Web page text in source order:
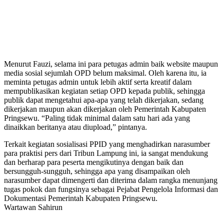
Menurut Fauzi, selama ini para petugas admin baik website maupun
media sosial sejumlah OPD belum maksimal. Oleh karena itu, ia
meminta petugas admin untuk lebih aktif serta kreatif dalam
mempublikasikan kegiatan setiap OPD kepada publik, sehingga
publik dapat mengetahui apa-apa yang telah dikerjakan, sedang
dikerjakan maupun akan dikerjakan oleh Pemerintah Kabupaten
Pringsewu. “Paling tidak minimal dalam satu hari ada yang
dinaikkan beritanya atau diupload,” pintanya.
Terkait kegiatan sosialisasi PPID yang menghadirkan narasumber
para praktisi pers dari Tribun Lampung ini, ia sangat mendukung
dan berharap para peserta mengikutinya dengan baik dan
bersungguh-sungguh, sehingga apa yang disampaikan oleh
narasumber dapat dimengerti dan diterima dalam rangka menunjang
tugas pokok dan fungsinya sebagai Pejabat Pengelola Informasi dan
Dokumentasi Pemerintah Kabupaten Pringsewu.
Wartawan Sahirun